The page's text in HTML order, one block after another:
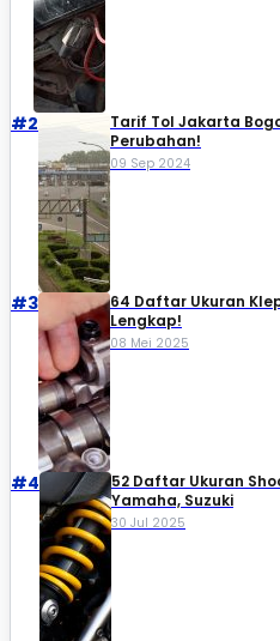
#2
Tarif Tol Jakarta
Perubahan!
09 Sep 2024
#3
64 Daftar Ukuran
Lengkap!
08 Mei 2025
#4
52 Daftar Ukuran
Yamaha, Suzuki​
30 Jul 2025